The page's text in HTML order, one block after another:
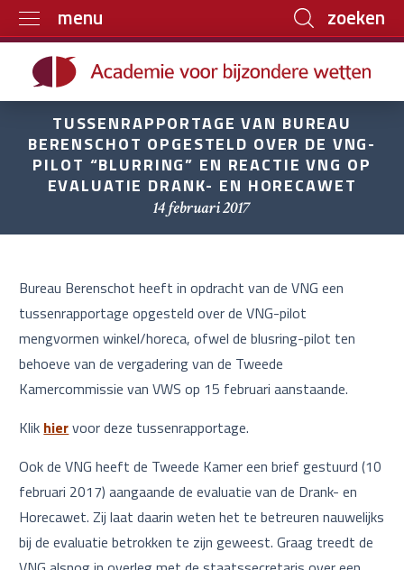
menu zoeken
Home
Trainingen
Boeken
E-learning
Contact
TUSSENRAPPORTAGE VAN BUREAU
BERENSCHOT OPGESTELD OVER DE VNG-
PILOT “BLURRING” EN REACTIE VNG OP
EVALUATIE DRANK- EN HORECAWET
14 februari 2017
Bureau Berenschot heeft in opdracht van de VNG een
tussenrapportage opgesteld over de VNG-pilot
mengvormen winkel/horeca, ofwel de blusring-pilot ten
behoeve van de vergadering van de Tweede
Kamercommissie van VWS op 15 februari aanstaande.
Klik hiervoor deze tussenrapportage.
Ook de VNG heeft de Tweede Kamer een brief gestuurd (10
februari 2017) aangaande de evaluatie van de Drank- en
Horecawet. Zij laat daarin weten het te betreuren nauwelijks
bij de evaluatie betrokken te zijn geweest. Graag treedt de